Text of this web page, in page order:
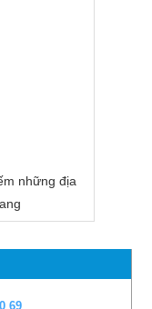
những địa
69